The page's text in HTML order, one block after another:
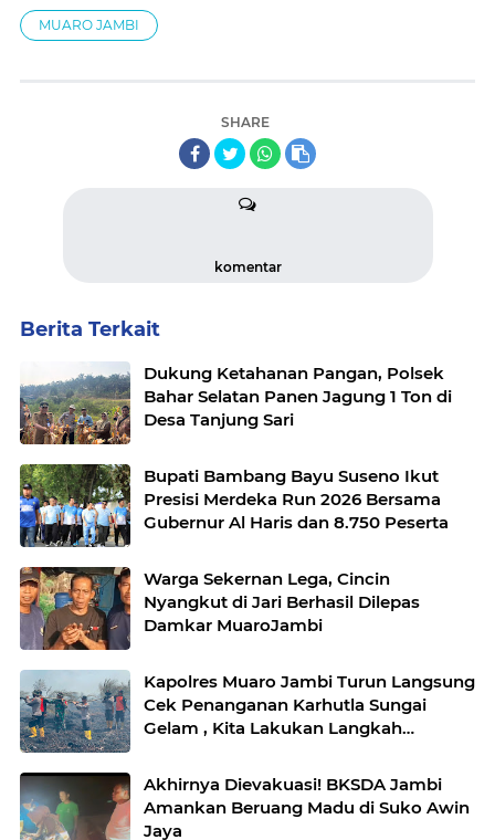
MUARO JAMBI
SHARE
komentar
Berita Terkait
Dukung Ketahanan Pangan, Polsek
Bahar Selatan Panen Jagung 1 Ton di
Desa Tanjung Sari
Bupati Bambang Bayu Suseno Ikut
Presisi Merdeka Run 2026 Bersama
Gubernur Al Haris dan 8.750 Peserta
Warga Sekernan Lega, Cincin
Nyangkut di Jari Berhasil Dilepas
Damkar MuaroJambi
Kapolres Muaro Jambi Turun Langsung
Cek Penanganan Karhutla Sungai
Gelam , Kita Lakukan Langkah
Akhirnya Dievakuasi! BKSDA Jambi
Amankan Beruang Madu di Suko Awin
Jaya